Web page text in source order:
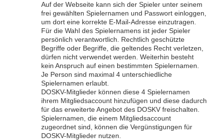
Auf der Webseite kann sich der Spieler unter seinem
frei gewählten Spielernamen und Passwort einloggen,
um dort eine korrekte E-Mail-Adresse einzutragen.
Für die Wahl des Spielernamens ist jeder Spieler
persönlich verantwortlich. Rechtlich geschützte
Begriffe oder Begriffe, die geltendes Recht verletzen,
dürfen nicht verwendet werden. Weiterhin besteht
kein Anspruch auf einen bestimmten Spielernamen.
Je Person sind maximal 4 unterschiedliche
Spielernamen erlaubt.
DOSKV-Mitglieder können diese 4 Spielernamen
ihrem Mitgliedsaccount hinzufügen und diese dadurch
für das erweiterte Angebot des DOSKV freischalten.
Spielernamen, die einem Mitgliedsaccount
zugeordnet sind, können die Vergünstigungen für
DOSKV-Mitglieder nutzen.